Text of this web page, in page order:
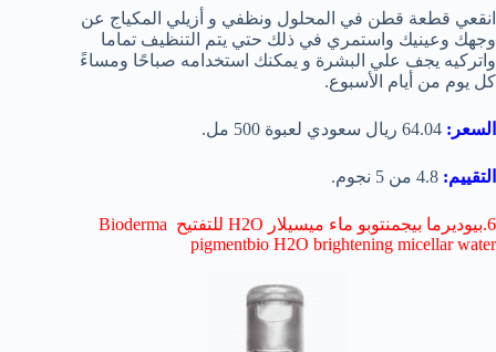
انقعي قطعة قطن في المحلول ونظفي و أزيلي المكياج عن
وجهك وعينيك واستمري في ذلك حتي يتم التنظيف تماما
واتركيه يجف علي البشرة و يمكنك استخدامه صباحًا ومساءً
كل يوم من أيام الأسبوع.
السعر:
التقييم: 4.8 من 5 نجوم.
6.بيوديرما بيجمنتوبو ماء ميسيلار H2O للتفتيح Bioderma
pigmentbio H2O brightening micellar water